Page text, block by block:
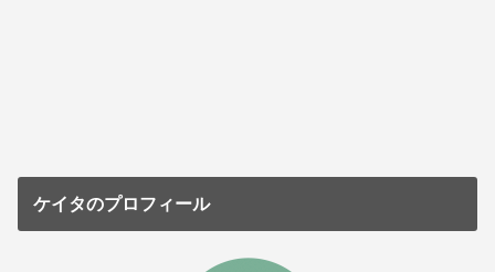
ケイタのプロフィール